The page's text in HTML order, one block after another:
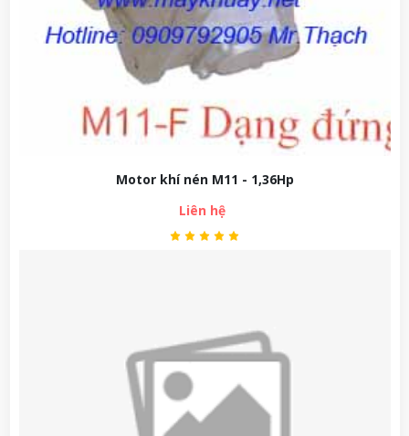
Motor khí nén M11 - 1,36Hp
Liên hệ